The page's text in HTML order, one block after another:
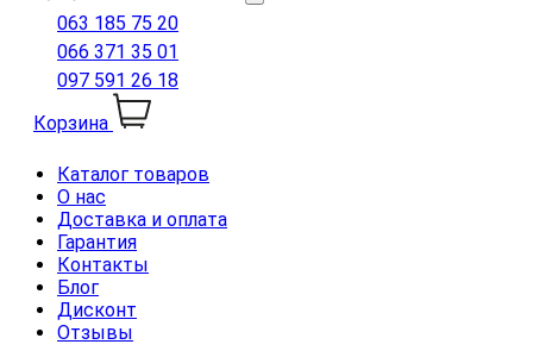
063 185 75 20
066 371 35 01
097 591 26 18
Корзина
Каталог товаров
О нас
Доставка и оплата
Гарантия
Контакты
Блог
Дисконт
Отзывы